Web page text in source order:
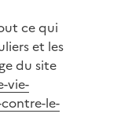
ce qui
et les
du site
vie-
le-